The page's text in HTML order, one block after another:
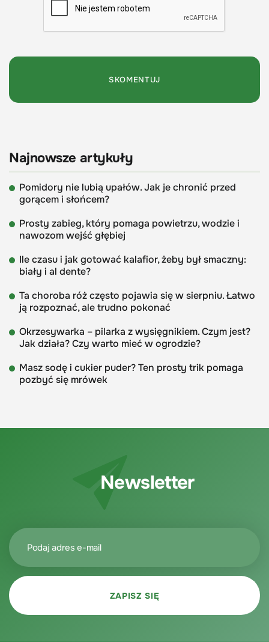
Najnowsze artykuły
Pomidory nie lubią upałów. Jak je chronić przed
gorącem i słońcem?
Prosty zabieg, który pomaga powietrzu, wodzie i
nawozom wejść głębiej
Ile czasu i jak gotować kalafior, żeby był smaczny:
biały i al dente?
Ta choroba róż często pojawia się w sierpniu. Łatwo
ją rozpoznać, ale trudno pokonać
Okrzesywarka – pilarka z wysięgnikiem. Czym jest?
Jak działa? Czy warto mieć w ogrodzie?
Masz sodę i cukier puder? Ten prosty trik pomaga
pozbyć się mrówek
Newsletter